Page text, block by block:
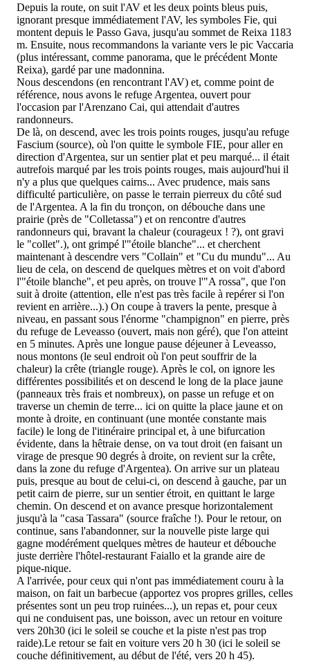
Depuis la route, on suit l'AV et les deux points bleus puis,
ignorant presque immédiatement l'AV, les symboles Fie, qui
montent depuis le Passo Gava, jusqu'au sommet de Reixa 1183
m. Ensuite, nous recommandons la variante vers le pic Vaccaria
(plus intéressant, comme panorama, que le précédent Monte
Reixa), gardé par une madonnina.
Nous descendons (en rencontrant l'AV) et, comme point de
référence, nous avons le refuge Argentea, ouvert pour
l'occasion par l'Arenzano Cai, qui attendait d'autres
randonneurs.
De là, on descend, avec les trois points rouges, jusqu'au refuge
Fascium (source), où l'on quitte le symbole FIE, pour aller en
direction d'Argentea, sur un sentier plat et peu marqué... il était
autrefois marqué par les trois points rouges, mais aujourd'hui il
n'y a plus que quelques cairns... Avec prudence, mais sans
difficulté particulière, on passe le terrain pierreux du côté sud
de l'Argentea. A la fin du tronçon, on débouche dans une
prairie (près de "Colletassa") et on rencontre d'autres
randonneurs qui, bravant la chaleur (courageux ! ?), ont gravi
le "collet".), ont grimpé l'"étoile blanche"... et cherchent
maintenant à descendre vers "Collain" et "Cu du mundu"... Au
lieu de cela, on descend de quelques mètres et on voit d'abord
l'"étoile blanche", et peu après, on trouve l'"A rossa", que l'on
suit à droite (attention, elle n'est pas très facile à repérer si l'on
revient en arrière...).) On coupe à travers la pente, presque à
niveau, en passant sous l'énorme "champignon" en pierre, près
du refuge de Leveasso (ouvert, mais non géré), que l'on atteint
en 5 minutes. Après une longue pause déjeuner à Leveasso,
nous montons (le seul endroit où l'on peut souffrir de la
chaleur) la crête (triangle rouge). Après le col, on ignore les
différentes possibilités et on descend le long de la place jaune
(panneaux très frais et nombreux), on passe un refuge et on
traverse un chemin de terre... ici on quitte la place jaune et on
monte à droite, en continuant (une montée constante mais
facile) le long de l'itinéraire principal et, à une bifurcation
évidente, dans la hêtraie dense, on va tout droit (en faisant un
virage de presque 90 degrés à droite, on revient sur la crête,
dans la zone du refuge d'Argentea). On arrive sur un plateau
puis, presque au bout de celui-ci, on descend à gauche, par un
petit cairn de pierre, sur un sentier étroit, en quittant le large
chemin. On descend et on avance presque horizontalement
jusqu'à la "casa Tassara" (source fraîche !). Pour le retour, on
continue, sans l'abandonner, sur la nouvelle piste large qui
gagne modérément quelques mètres de hauteur et débouche
juste derrière l'hôtel-restaurant Faiallo et la grande aire de
pique-nique.
A l'arrivée, pour ceux qui n'ont pas immédiatement couru à la
maison, on fait un barbecue (apportez vos propres grilles, celles
présentes sont un peu trop ruinées...), un repas et, pour ceux
qui ne conduisent pas, une boisson, avec un retour en voiture
vers 20h30 (ici le soleil se couche et la piste n'est pas trop
raide).Le retour se fait en voiture vers 20 h 30 (ici le soleil se
couche définitivement, au début de l'été, vers 20 h 45).